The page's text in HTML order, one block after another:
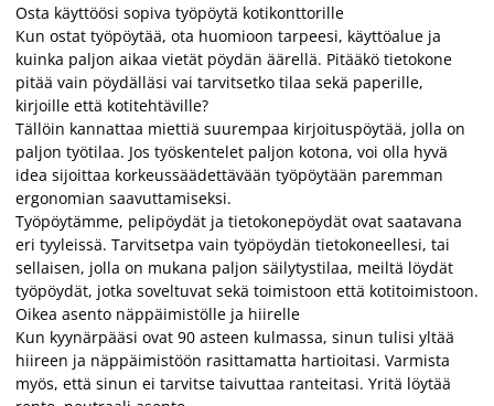
Osta käyttöösi sopiva työpöytä kotikonttorille
Kun ostat työpöytää, ota huomioon tarpeesi, käyttöalue ja
kuinka paljon aikaa vietät pöydän äärellä. Pitääkö tietokone
pitää vain pöydälläsi vai tarvitsetko tilaa sekä paperille,
kirjoille että kotitehtäville?
Tällöin kannattaa miettiä suurempaa kirjoituspöytää, jolla on
paljon työtilaa. Jos työskentelet paljon kotona, voi olla hyvä
idea sijoittaa korkeussäädettävään työpöytään paremman
ergonomian saavuttamiseksi.
Työpöytämme, pelipöydät ja tietokonepöydät ovat saatavana
eri tyyleissä. Tarvitsetpa vain työpöydän tietokoneellesi, tai
sellaisen, jolla on mukana paljon säilytystilaa, meiltä löydät
työpöydät, jotka soveltuvat sekä toimistoon että kotitoimistoon.
Oikea asento näppäimistölle ja hiirelle
Kun kyynärpääsi ovat 90 asteen kulmassa, sinun tulisi yltää
hiireen ja näppäimistöön rasittamatta hartioitasi. Varmista
myös, että sinun ei tarvitse taivuttaa ranteitasi. Yritä löytää